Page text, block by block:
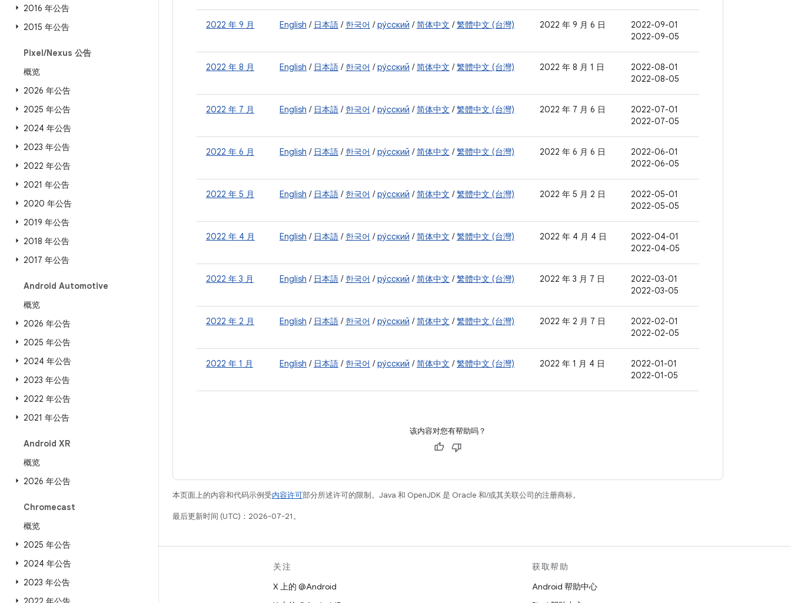
2016 年公告
2015 年公告
Pixel/Nexus 公告
概览
2026 年公告
2025 年公告
2024 年公告
2023 年公告
2022 年公告
2021 年公告
2020 年公告
2019 年公告
2018 年公告
2017 年公告
Android Automotive
概览
2026 年公告
2025 年公告
2024 年公告
2023 年公告
2022 年公告
2021 年公告
Android XR
概览
2026 年公告
Chromecast
概览
2025 年公告
2024 年公告
2023 年公告
2022 年 9 月 English / 日本語 / 한국어 /ру́сский /简体中文 /繁體中文 (台灣) 2022 年 9 月 6 日
2022-09-01
2022-09-05
2022 年 8 月 English / 日本語 / 한국어 /ру́сский /简体中文 /繁體中文 (台灣) 2022 年 8 月 1 日
2022-08-01
2022-08-05
2022 年 7 月 English / 日本語 / 한국어 /ру́сский /简体中文 /繁體中文 (台灣) 2022 年 7 月 6 日
2022-07-01
2022-07-05
2022 年 6 月 English / 日本語 / 한국어 /ру́сский /简体中文 /繁體中文 (台灣) 2022 年 6 月 6 日
2022-06-01
2022-06-05
2022 年 5 月 English / 日本語 / 한국어 /ру́сский /简体中文 /繁體中文 (台灣) 2022 年 5 月 2 日
2022-05-01
2022-05-05
2022 年 4 月 English / 日本語 / 한국어 /ру́сский /简体中文 /繁體中文 (台灣) 2022 年 4 月 4 日
2022-04-01
2022-04-05
2022 年 3 月 English / 日本語 / 한국어 /ру́сский /简体中文 /繁體中文 (台灣) 2022 年 3 月 7 日
2022-03-01
2022-03-05
2022 年 2 月 English / 日本語 / 한국어 /ру́сский /简体中文 /繁體中文 (台灣) 2022 年 2 月 7 日
2022-02-01
2022-02-05
2022 年 1 月 English / 日本語 / 한국어 /ру́сский /简体中文 /繁體中文 (台灣) 2022 年 1 月 4 日
2022-01-01
2022-01-05
该内容对您有帮助吗？
本页面上的内容和代码示例受内容许可部分所述许可的限制。Java 和 OpenJDK 是 Oracle 和/或其关联公司的注册商标。
最后更新时间 (UTC)：2026-07-21。
构建
Android 代码库
关注
X 上的 @Android
获取帮助
Android 帮助中心